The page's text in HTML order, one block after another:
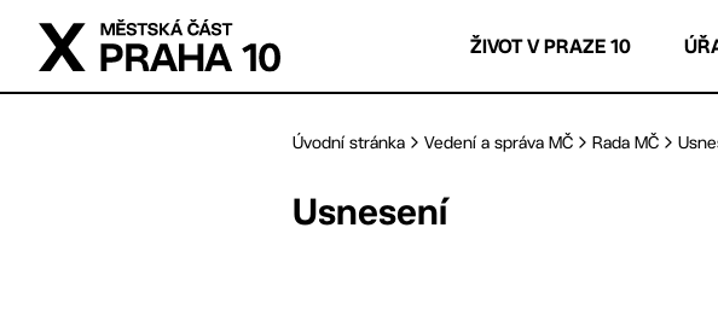
Přejít na hlavní obsah
ŽIVOT V PRAZE 10
Úvodní stránka Vedení a správa MČ Rada MČ
Usnesení